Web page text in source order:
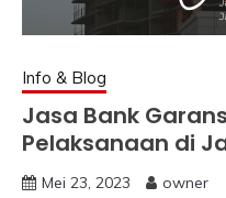
Info & Blog
Jasa Bank
Pelaksanaan di
Mei 23, 2023 owner